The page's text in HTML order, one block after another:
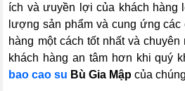
ích và ưuyền lợi của khách hàng
lượng sản phẩm và cung ứng
hàng một cách tốt nhất và
khách hàng an tâm hơn khi quý
bao cao su Bù Gia Mậpcủa